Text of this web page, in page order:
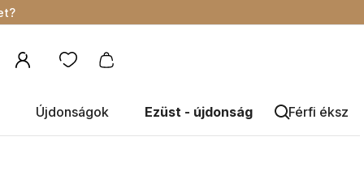
Újdonságok Ezüst - újdonság Férfi